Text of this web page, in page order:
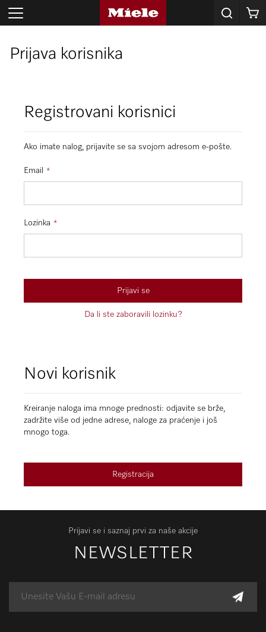
Korpa
Prijava korisnika
Registrovani korisnici
Ako imate nalog, prijavite se sa svojom adresom e-pošte.
Email
Lozinka
Prijavi se
Da li ste zaboravili lozinku?
Novi korisnik
Kreiranje naloga ima mnoge prednosti: odjavite se brže,
zadržite više od jedne adrese, naloge za praćenje i još
mnogo toga.
Registracija
Prijavi se i saznaj prvi za naše akcije
NEWSLETTER